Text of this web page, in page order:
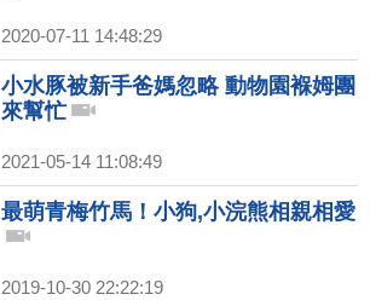
2020-07-11 14:48:29
小水豚被新手爸媽忽略 動物園褓姆團
來幫忙
2021-05-14 11:08:49
最萌青梅竹馬！小狗,小浣熊相親相愛
2019-10-30 22:22:19